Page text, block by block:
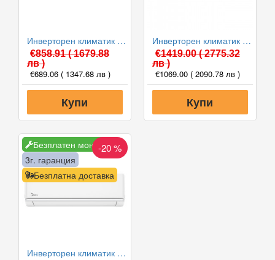
Инверторен климатик Midea AG2Eco-12NXD0-I(B)/AG2Eco-12N8D0-O(B) Xtreme Eco, 12000 BTU, Клас A++
€858.91( 1679.88
лв )
€689.06 ( 1347.68 лв )
Купи
Инверторен климатик Midea MSEPCU-18HRFN8-QRD0GW/MOX430-18HFN8-QRD0GW All Easy Pro Nordic, 18000 BTU, Клас A+++
€1419.00( 2775.32
лв )
€1069.00 ( 2090.78 лв )
Купи
Безплатен монтаж
Безплатна доставка
3г. гаранция
-20 %
Инверторен климатик Midea MA3-12HRDN8-QRD0GW/MA3-12HFN8-QR Prime, 12000 BTU, Клас A++